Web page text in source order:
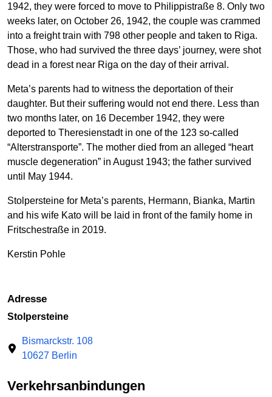
1942, they were forced to move to Philippistraße 8. Only two
weeks later, on October 26, 1942, the couple was crammed
into a freight train with 798 other people and taken to Riga.
Those, who had survived the three days’ journey, were shot
dead in a forest near Riga on the day of their arrival.
Meta’s parents had to witness the deportation of their
daughter. But their suffering would not end there. Less than
two months later, on 16 December 1942, they were
deported to Theresienstadt in one of the 123 so-called
“Alterstransporte”. The mother died from an alleged “heart
muscle degeneration” in August 1943; the father survived
until May 1944.
Stolpersteine for Meta’s parents, Hermann, Bianka, Martin
and his wife Kato will be laid in front of the family home in
Fritschestraße in 2019.
Kerstin Pohle
Adresse
Stolpersteine
Bismarckstr. 108
10627 Berlin
Verkehrsanbindungen